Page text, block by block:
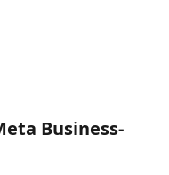
Business-